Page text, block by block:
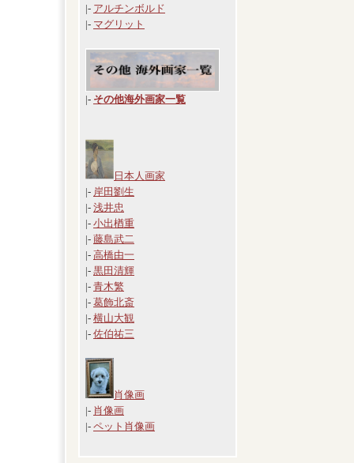
|- アルチンボルド
|- マグリット
|- その他海外画家一覧
日本人画家
|- 岸田劉生
|- 浅井忠
|- 小出楢重
|- 藤島武二
|- 高橋由一
|- 黒田清輝
|- 青木繁
|- 葛飾北斎
|- 横山大観
|- 佐伯祐三
肖像画
|- 肖像画
|- ペット肖像画